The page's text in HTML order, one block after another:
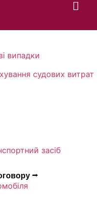
випадки
судових витрат
засіб
⭢